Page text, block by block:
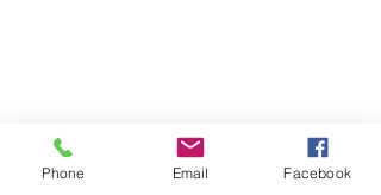
Phone Email Facebook